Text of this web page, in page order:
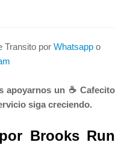
Transito por Whatsapp o
apoyarnos un ☕ Cafecito
siga creciendo.
Brooks Run